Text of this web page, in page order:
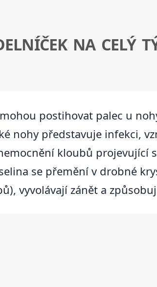
NA CELÝ
postihovat palec u
nohy představuje infekci,
kloubů projevující
se přemění v drobné
vyvolávají zánět a